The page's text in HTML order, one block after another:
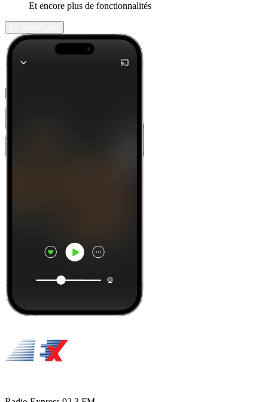
Et encore plus de fonctionnalités